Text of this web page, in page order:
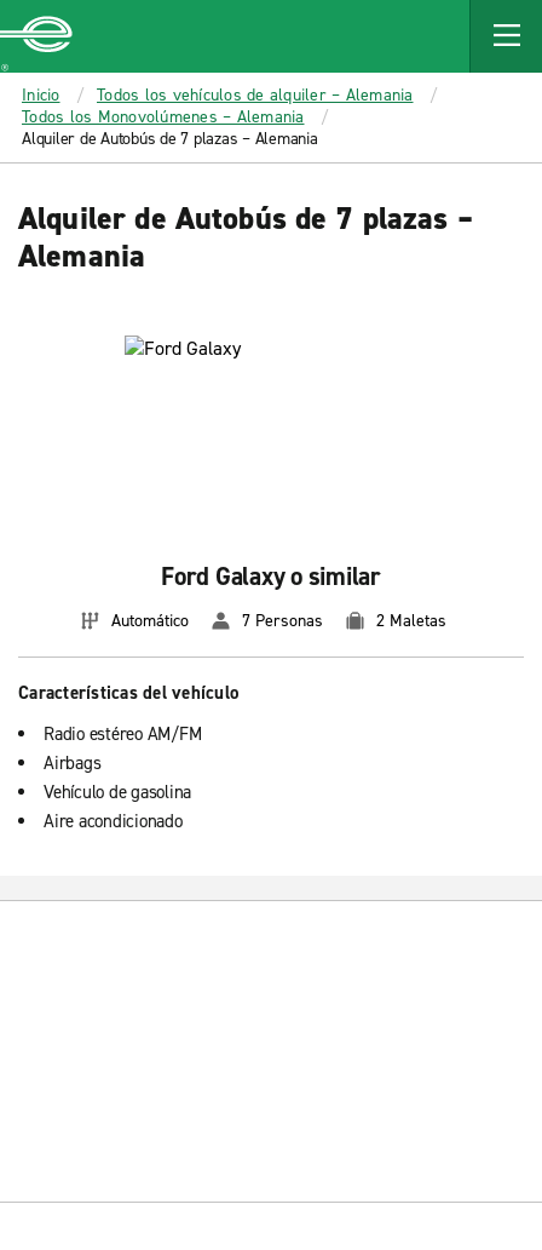
MAIN
CONTENT
Enterprise
Inicio
Todos los vehículos de alquiler – Alemania
Todos los Monovolúmenes – Alemania
Alquiler de Autobús de 7 plazas – Alemania
Alquiler de Autobús de 7 plazas –
Alemania
Ford Galaxy o similar
Automático 7 Personas 2 Maletas
Características del vehículo
Radio estéreo AM/FM
Airbags
Vehículo de gasolina
Aire acondicionado